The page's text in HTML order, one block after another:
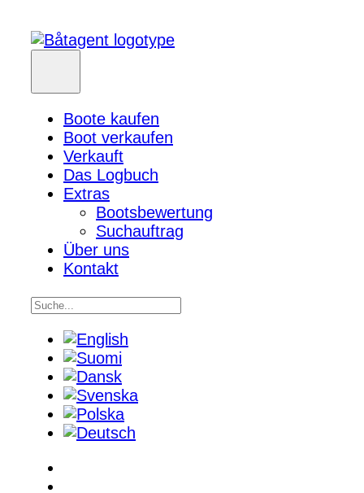
Boote kaufen
Boot verkaufen
Verkauft
Das Logbuch
Extras
Bootsbewertung
Suchauftrag
Über uns
Kontakt